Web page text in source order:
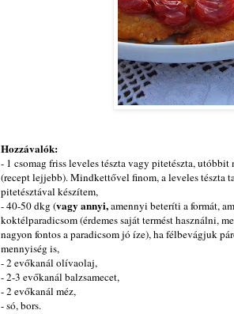
Hozzávalók:
- 1 csomag friss leveles tészta vagy pitetészta,
(recept lejjebb). Mindkettővel finom, a leveles tészta
pitetésztával készítem,
- 40-50 dkg (vagy annyi,amennyi beteríti a formát,
koktélparadicsom (érdemes saját termést használni,
nagyon fontos a paradicsom jó íze), ha félbevágjuk
mennyiség is,
- 2 evőkanál olívaolaj,
- 2-3 evőkanál balzsamecet,
- 2 evőkanál méz,
- só, bors.